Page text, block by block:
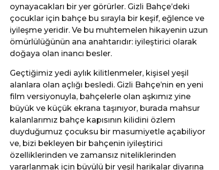
oynayacakları bir yer görürler. Gizli Bahçe’deki
çocuklar için bahçe bu sırayla bir keşif, eğlence ve
iyileşme yeridir. Ve bu muhtemelen hikayenin uzun
ömürlülüğünün ana anahtarıdır: iyileştirici olarak
doğaya olan inancı besler.
Geçtiğimiz yedi aylık kilitlenmeler, kişisel yeşil
alanlara olan açlığı besledi. Gizli Bahçe’nin en yeni
film versiyonuyla, bahçelerle olan aşkımız yine
büyük ve küçük ekrana taşınıyor, burada mahsur
kalanlarımız bahçe kapısının kilidini özlem
duyduğumuz çocuksu bir masumiyetle açabiliyor
ve, bizi bekleyen bir bahçenin iyileştirici
özelliklerinden ve zamansız niteliklerinden
yararlanmak için büyülü bir yeşil harikalar diyarına